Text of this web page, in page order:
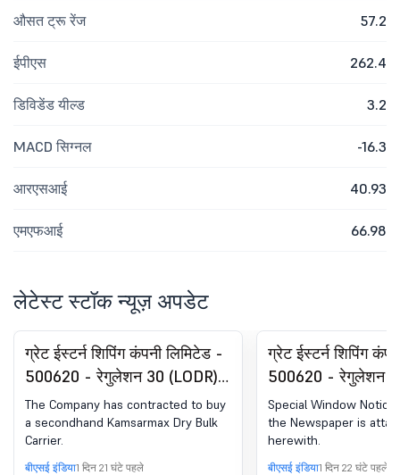
औसत ट्रू रेंज 57.2
ईपीएस 262.4
डिविडेंड यील्ड 3.2
MACD सिग्नल -16.3
आरएसआई 40.93
एमएफआई 66.98
लेटेस्ट स्टॉक न्यूज़ अपडेट
ग्रेट ईस्टर्न शिपिंग कंपनी लिमिटेड -
500620 - रेगुलेशन 30 (LODR)
के तहत घोषणा - प्रेस रिलीज़/
मीडिया रिलीज़
The Company has contracted to buy
a secondhand Kamsarmax Dry Bulk
Carrier.
बीएसई इंडिया1 दिन 21 घंटे पहले
ग्रेट ईस्टर्न शिपिंग
500620 - रेगुलेशन
के तहत घोषणा -
पब्लिकेशन
Special Window Notice
the Newspaper is
herewith.
बीएसई इंडिया1 दिन 22 घंटे पहले